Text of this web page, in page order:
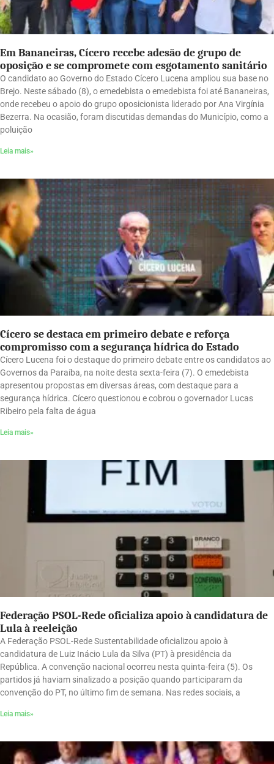
Em Bananeiras, Cícero recebe adesão de grupo de
oposição e se compromete com esgotamento sanitário
O candidato ao Governo do Estado Cícero Lucena ampliou sua base no
Brejo. Neste sábado (8), o emedebista o emedebista foi até Bananeiras,
onde recebeu o apoio do grupo oposicionista liderado por Ana Virgínia
Bezerra. Na ocasião, foram discutidas demandas do Município, como a
poluição
Leia mais»
Cícero se destaca em primeiro debate e reforça
compromisso com a segurança hídrica do Estado
Cícero Lucena foi o destaque do primeiro debate entre os candidatos ao
Governos da Paraíba, na noite desta sexta-feira (7). O emedebista
apresentou propostas em diversas áreas, com destaque para a
segurança hídrica. Cícero questionou e cobrou o governador Lucas
Ribeiro pela falta de água
Leia mais»
Federação PSOL-Rede oficializa apoio à candidatura de
Lula à reeleição
A Federação PSOL-Rede Sustentabilidade oficializou apoio à
candidatura de Luiz Inácio Lula da Silva (PT) à presidência da
República. A convenção nacional ocorreu nesta quinta-feira (5). Os
partidos já haviam sinalizado a posição quando participaram da
convenção do PT, no último fim de semana. Nas redes sociais, a
Leia mais»